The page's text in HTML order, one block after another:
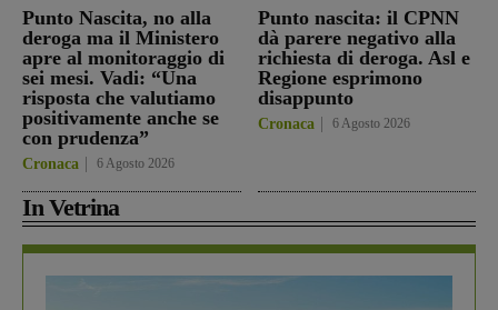
Punto Nascita, no alla
deroga ma il Ministero
apre al monitoraggio di
sei mesi. Vadi: “Una
risposta che valutiamo
positivamente anche se
con prudenza”
Cronaca 6 Agosto 2026
Punto nascita: il CPNN
dà parere negativo alla
richiesta di deroga. Asl e
Regione esprimono
disappunto
Cronaca 6 Agosto 2026
In Vetrina